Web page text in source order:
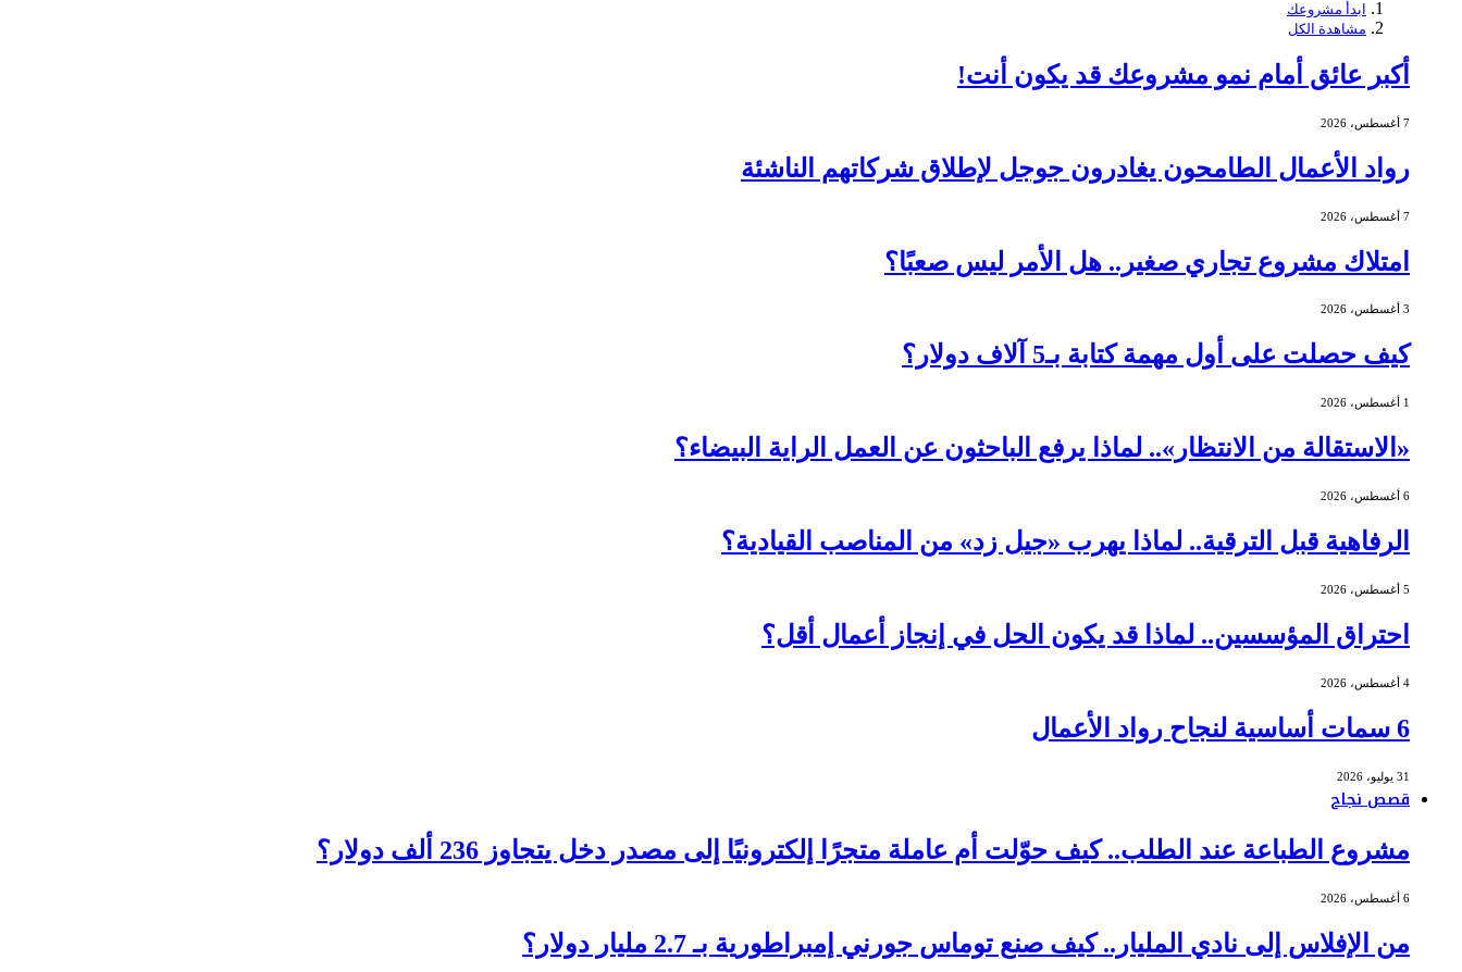
ابدأ مشروعك
مشاهدة الكل
أكبر عائق أمام نمو مشروعك قد يكون أنت!
7 أغسطس، 2026
رواد الأعمال الطامحون يغادرون جوجل لإطلاق شركاتهم الناشئة
7 أغسطس، 2026
امتلاك مشروع تجاري صغير.. هل الأمر ليس صعبًا؟
3 أغسطس، 2026
كيف حصلت على أول مهمة كتابة بـ5 آلاف دولار؟
1 أغسطس، 2026
«الاستقالة من الانتظار».. لماذا يرفع الباحثون عن العمل الراية البيضاء؟
6 أغسطس، 2026
الرفاهية قبل الترقية.. لماذا يهرب «جيل زد» من المناصب القيادية؟
5 أغسطس، 2026
احتراق المؤسسين.. لماذا قد يكون الحل في إنجاز أعمال أقل؟
4 أغسطس، 2026
6 سمات أساسية لنجاح رواد الأعمال
31 يوليو، 2026
قصص نجاح
مشروع الطباعة عند الطلب.. كيف حوّلت أم عاملة متجرًا إلكترونيًا إلى مصدر دخل يتجاوز 236 ألف دولار؟
6 أغسطس، 2026
من الإفلاس إلى نادي المليار.. كيف صنع توماس جورني إمبراطورية بـ 2.7 مليار دولار؟